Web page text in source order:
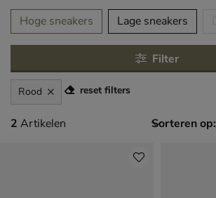
over
Hoge sneakers Lage sneakers
Filter
Rood reset filters
2 artikelen
2 Artikelen Sorteren op: